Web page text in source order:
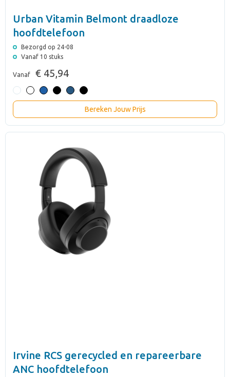
Urban Vitamin Belmont draadloze
hoofdtelefoon
Bezorgd op 24-08
Vanaf 10 stuks
Vanaf € 45,94
Bereken Jouw Prijs
Irvine RCS gerecycled en repareerbare
ANC hoofdtelefoon